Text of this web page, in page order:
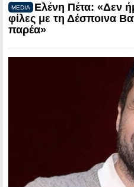
MEDIA
Ελένη Πέτα: «Δεν
φίλες με τη Δέσποινα
παρέα»